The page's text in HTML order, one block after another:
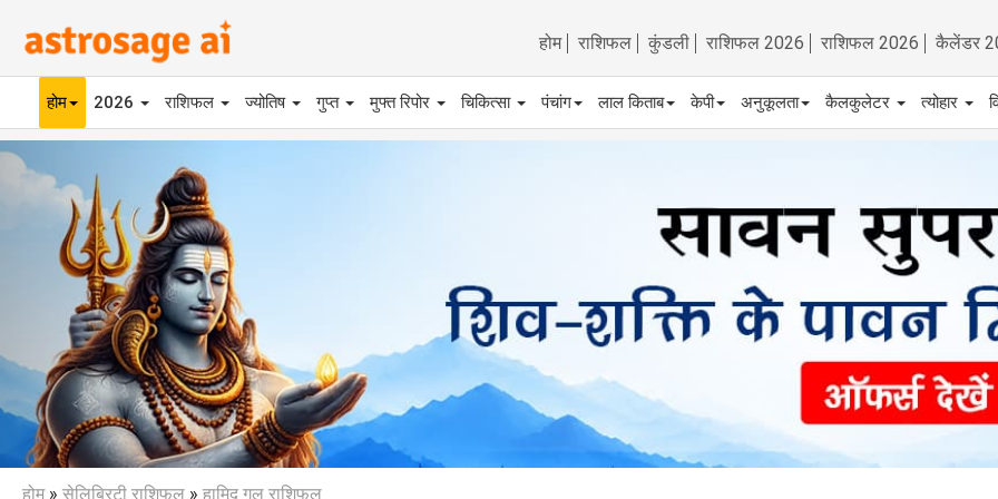
होम राशिफल कुंडली राशिफल 2026 राशिफल 2026 कैलेंडर
होम 2026 राशिफल ज्योतिष गुप्त मुफ्त रिपोर चिकित्सा पंचांग लाल किताब केपी अनुकूलता कैलकुलेटर त्योहार
Previous
होम» सेलिब्रिटी राशिफल » हामिद गुल राशिफल